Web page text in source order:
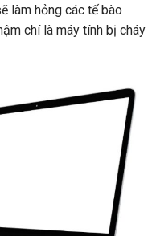
làm hỏng các tế bào
chí là máy tính bị cháy